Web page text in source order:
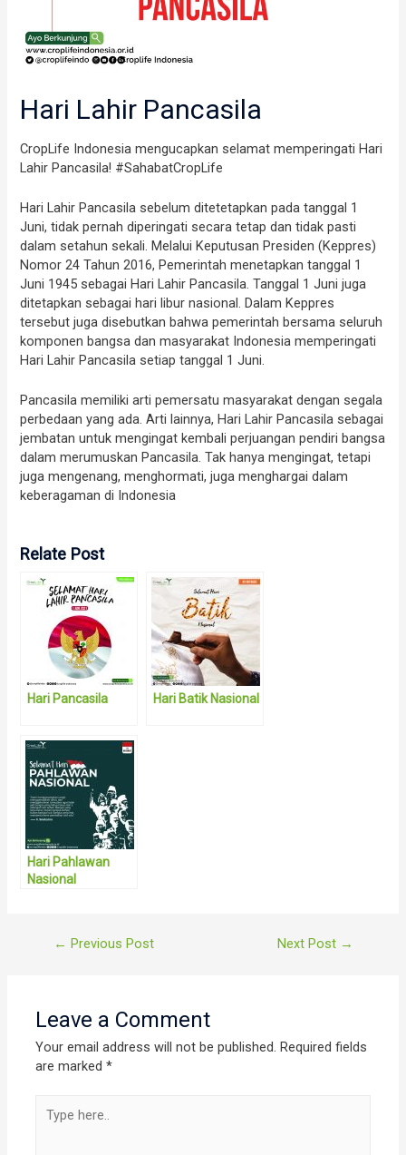
Hari Lahir Pancasila
CropLife Indonesia mengucapkan selamat memperingati Hari
Lahir Pancasila! #SahabatCropLife
Hari Lahir Pancasila sebelum ditetetapkan pada tanggal 1
Juni, tidak pernah diperingati secara tetap dan tidak pasti
dalam setahun sekali. Melalui Keputusan Presiden (Keppres)
Nomor 24 Tahun 2016, Pemerintah menetapkan tanggal 1
Juni 1945 sebagai Hari Lahir Pancasila. Tanggal 1 Juni juga
ditetapkan sebagai hari libur nasional. Dalam Keppres
tersebut juga disebutkan bahwa pemerintah bersama seluruh
komponen bangsa dan masyarakat Indonesia memperingati
Hari Lahir Pancasila setiap tanggal 1 Juni.
Pancasila memiliki arti pemersatu masyarakat dengan segala
perbedaan yang ada. Arti lainnya, Hari Lahir Pancasila sebagai
jembatan untuk mengingat kembali perjuangan pendiri bangsa
dalam merumuskan Pancasila. Tak hanya mengingat, tetapi
juga mengenang, menghormati, juga menghargai dalam
keberagaman di Indonesia
Relate Post
Hari Pancasila Hari Batik Nasional
Hari Pahlawan
Nasional
Post
← Previous Post Next Post →
Leave a Comment
Your email address will not be published. Required fields
are marked*
here..